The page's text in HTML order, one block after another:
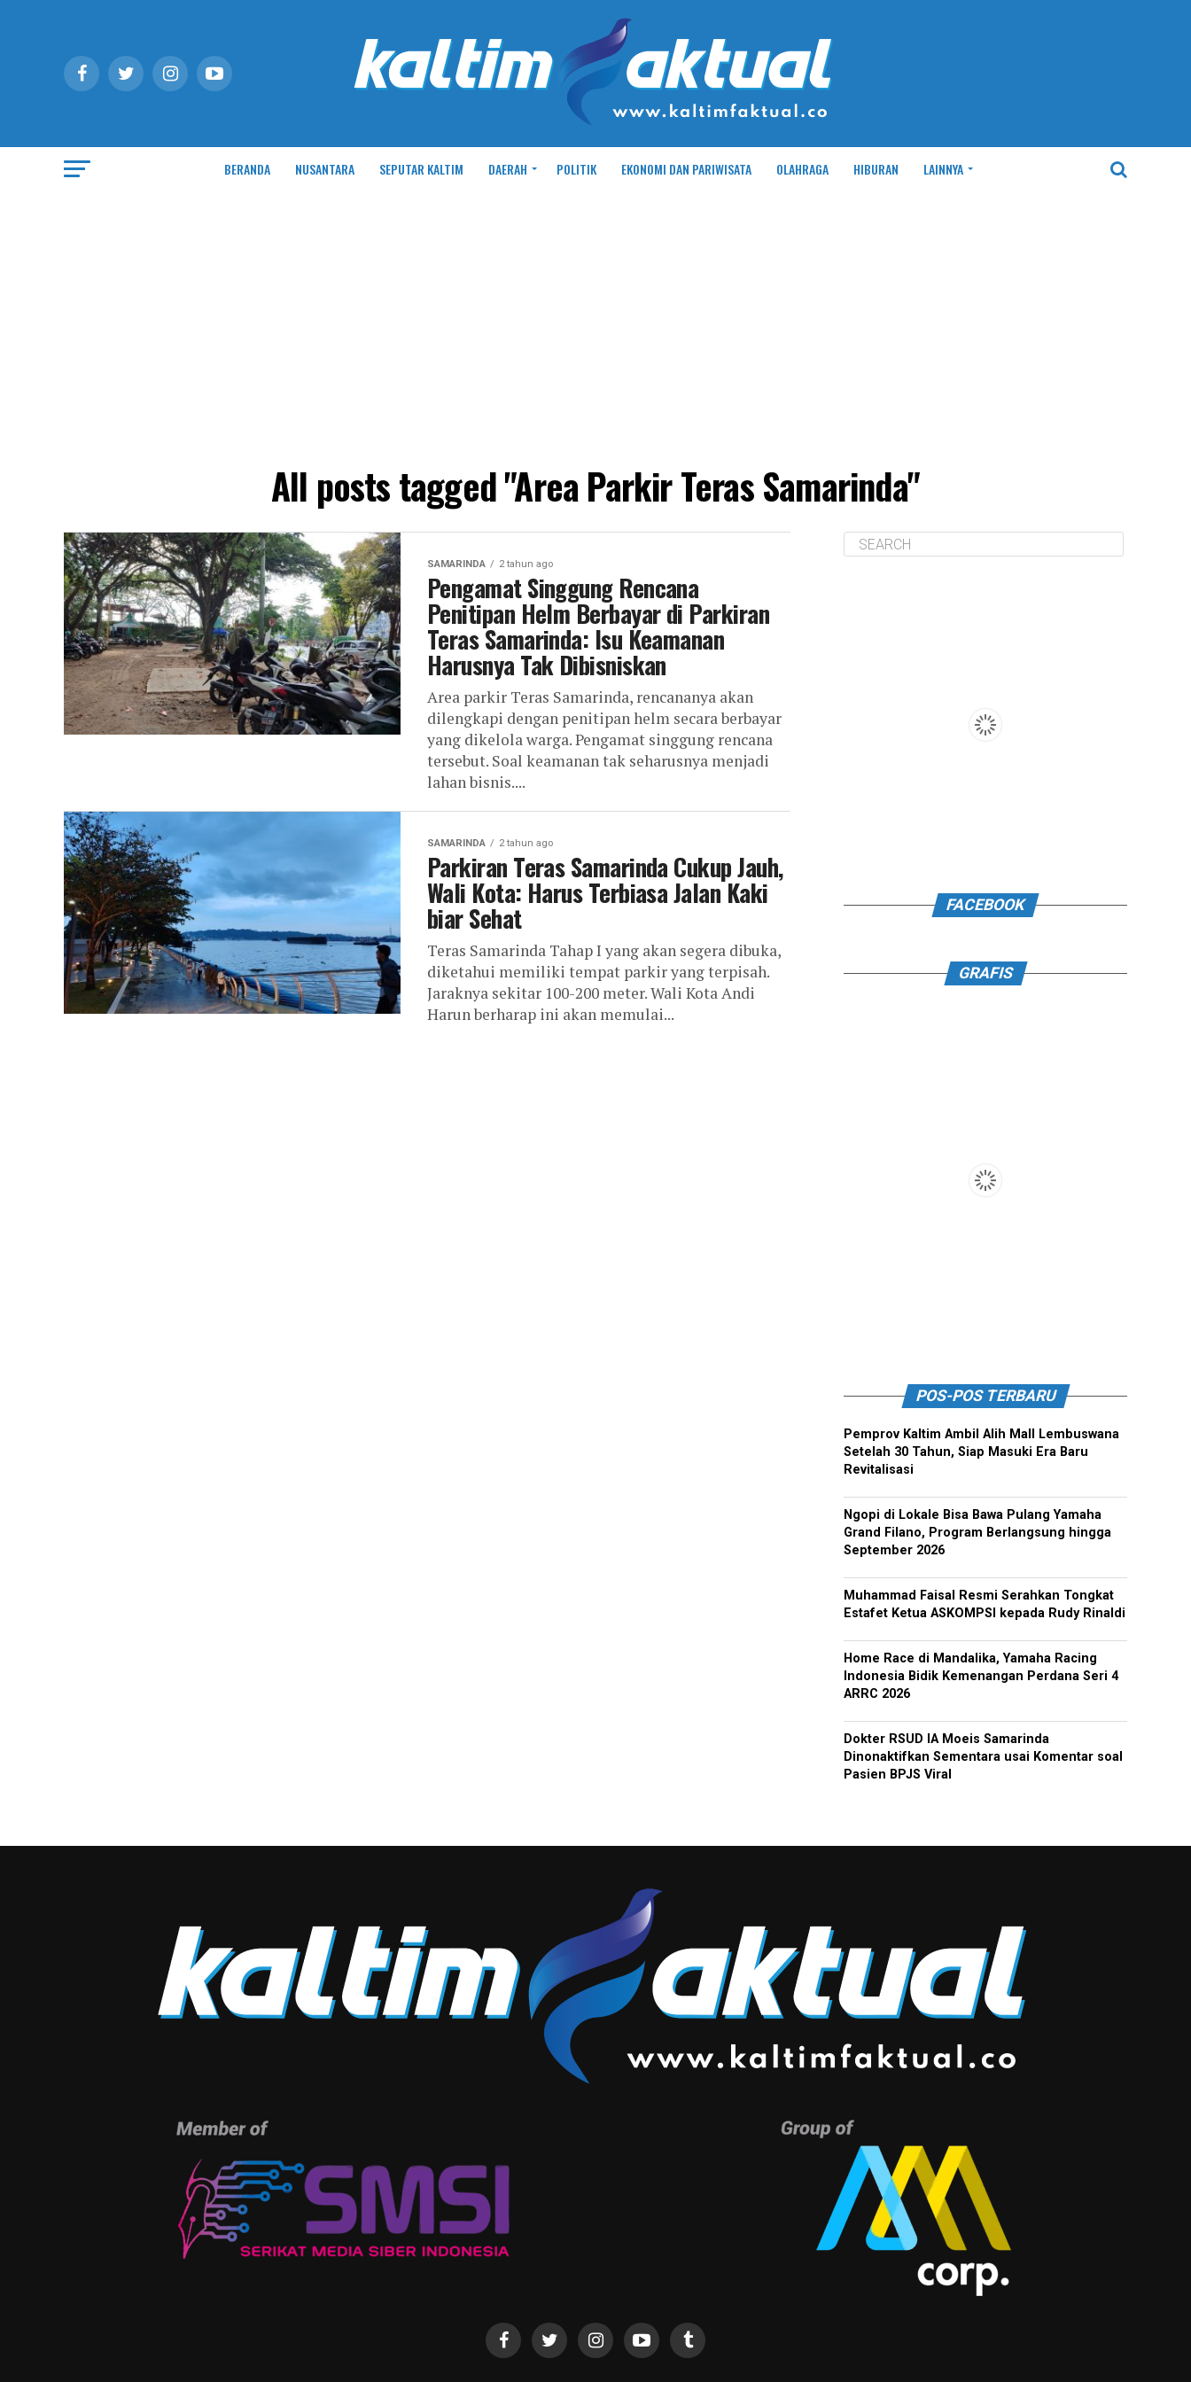
BERANDA NUSANTARA SEPUTAR KALTIM DAERAH POLITIK EKONOMI DAN PARIWISATA OLAHRAGA HIBURAN LAINNYA
All posts tagged "Area Parkir Teras Samarinda"
SAMARINDA 2 tahun ago
Pengamat Singgung Rencana
Penitipan Helm Berbayar di Parkiran
Teras Samarinda: Isu Keamanan
Harusnya Tak Dibisniskan
Area parkir Teras Samarinda, rencananya akan
dilengkapi dengan penitipan helm secara berbayar
yang dikelola warga. Pengamat singgung rencana
tersebut. Soal keamanan tak seharusnya menjadi
lahan bisnis....
SAMARINDA 2 tahun ago
Parkiran Teras Samarinda Cukup Jauh,
Wali Kota: Harus Terbiasa Jalan Kaki
biar Sehat
Teras Samarinda Tahap I yang akan segera dibuka,
diketahui memiliki tempat parkir yang terpisah.
Jaraknya sekitar 100-200 meter. Wali Kota Andi
Harun berharap ini akan memulai...
FACEBOOK
GRAFIS
POS-POS TERBARU
Pemprov Kaltim Ambil Alih Mall Lembuswana
Setelah 30 Tahun, Siap Masuki Era Baru
Revitalisasi
Ngopi di Lokale Bisa Bawa Pulang Yamaha
Grand Filano, Program Berlangsung hingga
September 2026
Muhammad Faisal Resmi Serahkan Tongkat
Estafet Ketua ASKOMPSI kepada Rudy Rinaldi
Home Race di Mandalika, Yamaha Racing
Indonesia Bidik Kemenangan Perdana Seri 4
ARRC 2026
Dokter RSUD IA Moeis Samarinda
Dinonaktifkan Sementara usai Komentar soal
Pasien BPJS Viral